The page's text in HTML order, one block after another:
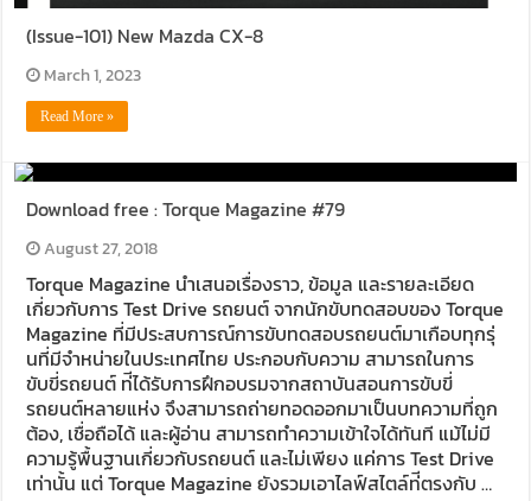
(Issue-101) New Mazda CX-8
March 1, 2023
Read More »
Download free : Torque Magazine #79
August 27, 2018
Torque Magazine นําเสนอเรื่องราว, ข้อมูล และรายละเอียด
เกี่ยวกับการ Test Drive รถยนต์ จากนักขับทดสอบของ Torque
Magazine ที่มีประสบการณ์การขับทดสอบรถยนต์มาเกือบทุกรุ่
นที่มีจําหน่ายในประเทศไทย ประกอบกับความ สามารถในการ
ขับขี่รถยนต์ ท่ีได้รับการฝึกอบรมจากสถาบันสอนการขับขี่
รถยนต์หลายแห่ง จึงสามารถถ่ายทอดออกมาเป็นบทความที่ถูก
ต้อง, เชื่อถือได้ และผู้อ่าน สามารถทําความเข้าใจได้ทันที แม้ไม่มี
ความรู้พื้นฐานเกี่ยวกับรถยนต์ และไม่เพียง แค่การ Test Drive
เท่านั้น แต่ Torque Magazine ยังรวมเอาไลฟ์สไตล์ท่ีตรงกับ …